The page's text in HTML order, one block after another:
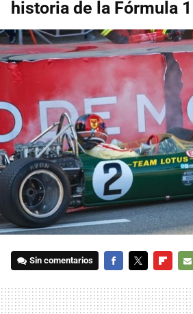
historia de la Fórmula 1
Sin comentarios